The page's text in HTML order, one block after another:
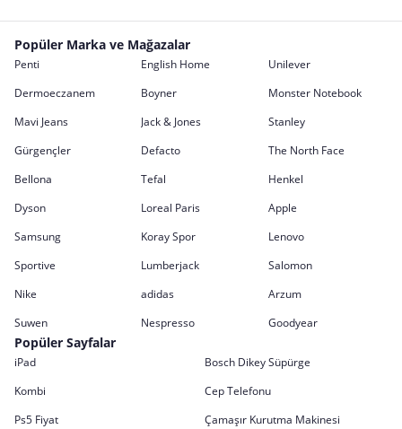
Popüler Marka ve Mağazalar
Penti English Home
Unilever
Dermoeczanem
Boyner
Monster Notebook
Mavi Jeans
Jack & Jones
Stanley
Gürgençler
Defacto
The North Face
Bellona
Tefal
Henkel
Dyson
Loreal Paris
Apple
Samsung
Koray Spor
Lenovo
Sportive
Lumberjack
Salomon
Nike
adidas
Arzum
Suwen
Nespresso Goodyear
Popüler Sayfalar
iPad
Bosch Dikey Süpürge
Kombi
Cep Telefonu
Ps5 Fiyat
Çamaşır Kurutma Makinesi